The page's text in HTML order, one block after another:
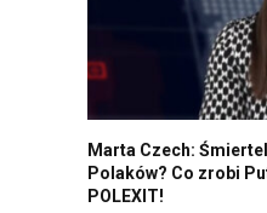
Marta Czech:
Polaków? Co zrobi
POLEXIT!